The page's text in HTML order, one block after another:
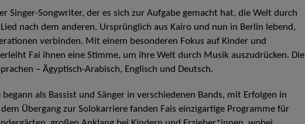
Singer-Songwriter, der es sich zur Aufgabe gemacht hat, die Welt durch
nach dem anderen. Ursprünglich aus Kairo und nun in Berlin lebend,
verbinden. Mit einem besonderen Fokus auf Kinder und
Fai ihnen eine Stimme, um ihre Welt durch Musik auszudrücken. Die
– Ägyptisch-Arabisch, Englisch und Deutsch.
als Bassist und Sänger in verschiedenen Bands, mit Erfolgen in
Übergang zur Solokarriere fanden Fais einzigartige Programme für